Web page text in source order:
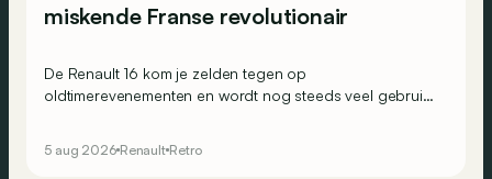
miskende Franse revolutionair
De Renault 16 kom je zelden tegen op
oldtimerevenementen en wordt nog steeds veel gebruikt
aanbod.
5 aug 2026 Renault Retro